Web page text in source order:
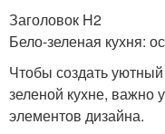
Заголовок H2
Бело-зеленая кухня:
Чтобы создать
зеленой кухне, важно
элементов дизайна.